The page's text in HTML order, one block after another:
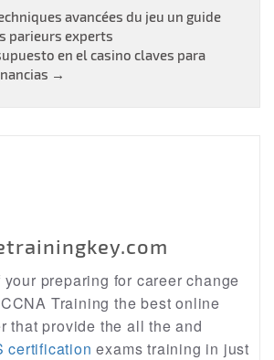
avancées du jeu un guide
parieurs experts
en el casino claves para
→
preparing for career change
Training the best online
that provide the all the and
certification exams training in just